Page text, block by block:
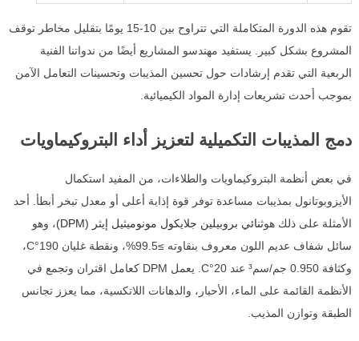
تقوم هذه الدورة المتكاملة التي تتراوح بين 10-15 يومًا بتقليل مخاطر توقف
المشروع بشكل كبير. يستفيد مهندسو المشاريع أيضًا من ندواتنا الفنية
الربعية التي تقدم إرشادات حول تحسين المذيبات وتحسينات التعامل الآمن
بموجب أحدث تشريعات إدارة المواد الكيميائية.
دمج المذيبات التكميلية لتعزيز أداء البتروكيماويات
في بعض أنظمة البتروكيماويات والطلاءات، من المفيد استكمال
الأيزوبوتانول بمذيبات مساعدة توفر قوة إذابة أعلى أو معدل تبخر أبطأ. أحد
الأمثلة على ذلك هوثنائي بروبيلين جلايكول مونوميثيل إيثر (DPM)
، وهو
سائل شفاف عديم اللون معروف بنقاوته ≥99.5%، ونقطة غليان 190°C،
وكثافة 0.950 جم/سم³ عند 20°C. يعمل DPM كعامل اقتران وتجمع في
الأنظمة القائمة على الماء، الأحبار، والدهانات اللاتكسية، مما يعزز تجانس
الطبقة وتوازن المذيب.